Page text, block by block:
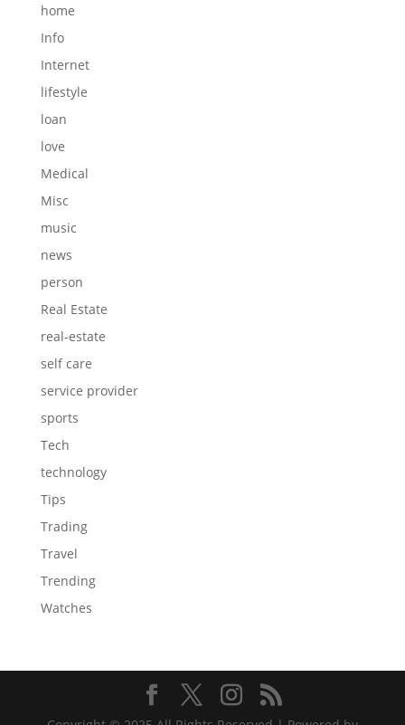
home
Info
Internet
lifestyle
loan
love
Medical
Misc
music
news
person
Real Estate
real-estate
self care
service provider
sports
Tech
technology
Tips
Trading
Travel
Trending
Watches